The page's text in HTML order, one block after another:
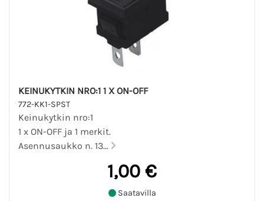
KEINUKYTKIN NRO:1 1 X ON-OFF
772-KK1-SPST
Keinukytkin nro:1
1 x ON-OFF ja 1 merkit.
Asennusaukko n. 13...
1,00 €
Saatavilla